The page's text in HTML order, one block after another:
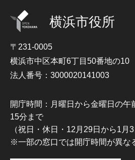
横浜市役所
〒231-0005
横浜市中区本町6丁目50番地の10
法人番号：3000020141003
開庁時間：月曜日から金曜日の午
15分まで
（祝日・休日・12月29日から1月3
※一部の窓口では開庁時間が異な